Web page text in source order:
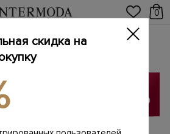
0
сапоги
/
СОРТИРОВАТЬ
скидка на